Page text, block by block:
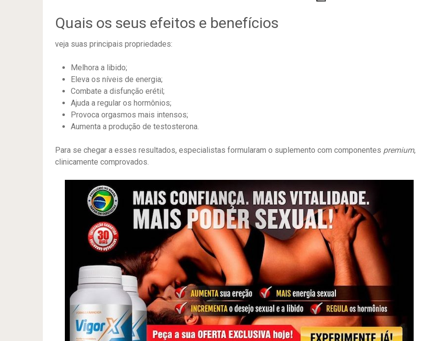
Quais os seus efeitos e benefícios
veja suas principais propriedades:
Melhora a libido;
Eleva os níveis de energia;
Combate a disfunção erétil;
Ajuda a regular os hormônios;
Provoca orgasmos mais intensos;
Aumenta a produção de testosterona.
Para se chegar a esses resultados, especialistas formularam o suplemento com componentes premium,
clinicamente comprovados.